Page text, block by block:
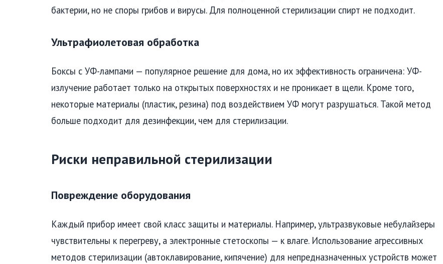
бактерии, но не споры грибов и вирусы. Для полноценной стерилизации спирт не подходит.
Ультрафиолетовая обработка
Боксы с УФ-лампами — популярное решение для дома, но их эффективность ограничена: УФ-
излучение работает только на открытых поверхностях и не проникает в щели. Кроме того,
некоторые материалы (пластик, резина) под воздействием УФ могут разрушаться. Такой метод
больше подходит для дезинфекции, чем для стерилизации.
Риски неправильной стерилизации
Повреждение оборудования
Каждый прибор имеет свой класс защиты и материалы. Например, ультразвуковые небулайзеры
чувствительны к перегреву, а электронные стетоскопы — к влаге. Использование агрессивных
методов стерилизации (автоклавирование, кипячение) для непредназначенных устройств может